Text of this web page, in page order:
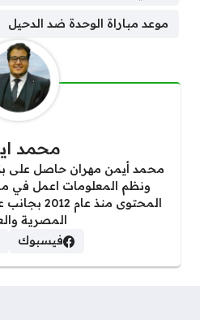
موعد مباراة الوحدة ضد الدحيل
محمد
محمد أيمن مهران حاصل على
ونظم المعلومات اعمل في
المحتوى
المصرية
فيسبوك